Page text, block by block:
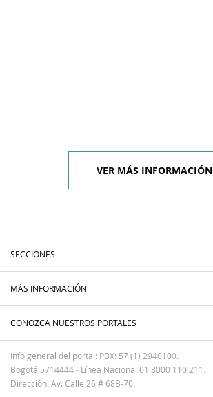
VER MÁS INFORMACIÓN
SECCIONES
MÁS INFORMACIÓN
CONOZCA NUESTROS PORTALES
Info general del portal: PBX: 57 (1) 2940100.
Bogotá 5714444 - Línea Nacional 01 8000 110 211.
Dirección: Av. Calle 26 # 68B-70.